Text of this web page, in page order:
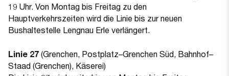
19 Uhr. Von Montag bis Freitag zu den
Hauptverkehrszeiten wird die Linie bis zur neuen
Bushaltestelle Lengnau Erle verlängert.
Linie 27 (Grenchen, Postplatz–Grenchen Süd, Bahnhof–
Staad (Grenchen), Käserei)